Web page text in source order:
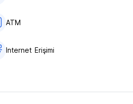
ATM
Internet Erişimi